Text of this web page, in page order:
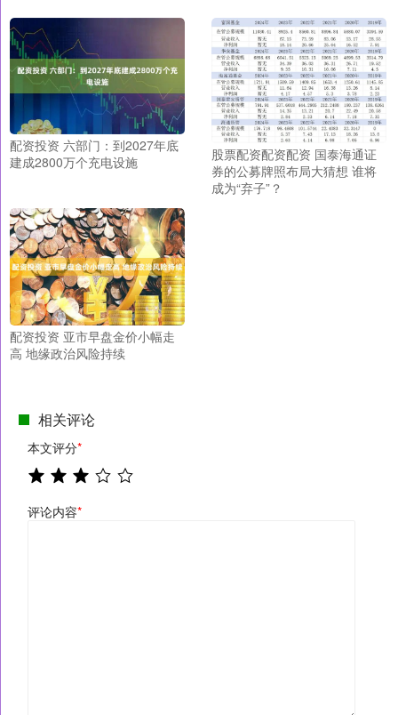
配资投资 六部门：到2027年底
建成2800万个充电设施
股票配资配资配资 国泰海通证
券的公募牌照布局大猜想 谁将
成为“弃子”？
配资投资 亚市早盘金价小幅走
高 地缘政治风险持续
相关评论
本文评分*
评论内容*